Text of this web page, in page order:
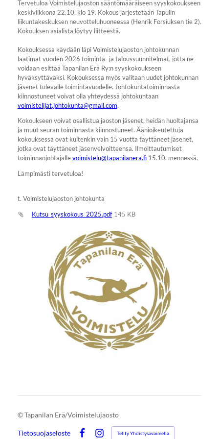
Tervetuloa Voimistelujaoston sääntömääräiseen syyskokoukseen
keskiviikkona 22.10. klo 19. Kokous järjestetään Tapulin
liikuntakeskuksen neuvotteluhuoneessa (Henrik Forsiuksen tie 2).
Kokouksen asialista löytyy liitteestä.
Kokouksessa käydään läpi Voimistelujaoston johtokunnan
laatimat vuoden 2026 toiminta- ja taloussuunnitelmat, jotta ne
voidaan esittää Tapanilan Erä Ry:n syyskokoukseen
hyväksyttäväksi. Kokouksessa myös valitaan uudet johtokunnan
jäsenet tulevalle toimintavuodelle. Johtokuntatoiminnasta
kiinnostuneet voivat olla yhteydessä johtokuntaan
voimistelijat.johtokunta@gmail.com.
Kokoukseen voivat osallistua jaoston jäsenet, heidän huoltajansa
ja muut seuran toiminnasta kiinnostuneet. Äänioikeutettuja
kokouksessa ovat kuitenkin vain 15 vuotta täyttäneet jäsenet,
jotka ovat täyttäneet jäsenvelvoitteensa. Ilmoittautumiset
toiminnanjohtajallevoimistelu@tapanilanera.fi15.10. mennessä.
Lämpimästi tervetuloa!
t. Voimistelujaoston johtokunta
Kutsu_syyskokous_2025.pdf 145 KB
©Tapanilan Erä/Voimistelujaosto
Tietosuojaseloste
Tehty Yhdistysavaimella